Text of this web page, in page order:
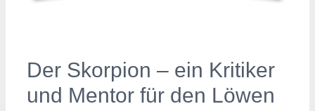
Der Skorpion – ein Kritiker
und Mentor für den Löwen